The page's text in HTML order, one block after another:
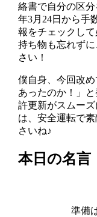
絡書で自分の区
年3月24日から手
報をチェックし
持ち物も忘れず
さい！
僕自身、今回改
あったのか！」
許更新がスムー
は、安全運転で
さいね♪
本日の名言
準備